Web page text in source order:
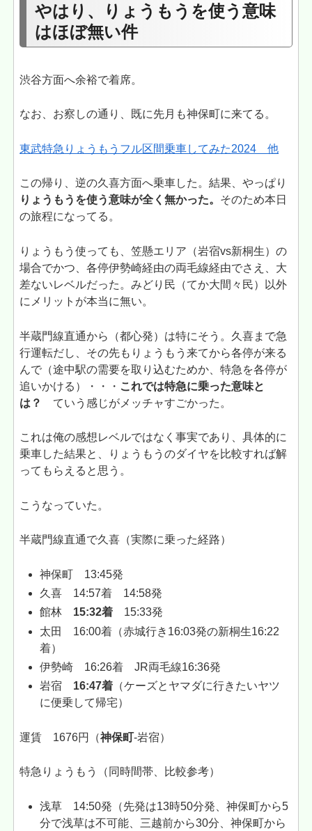
やはり、りょうもうを使う意味
はほぼ無い件
渋谷方面へ余裕で着席。
なお、お察しの通り、既に先月も神保町に来てる。
東武特急りょうもうフル区間乗車してみた2024 他
この帰り、逆の久喜方面へ乗車した。結果、やっぱり
りょうもうを使う意味が全く無かった。 そのため本日
の旅程になってる。
りょうもう使っても、笠懸エリア（岩宿vs新桐生）の
場合でかつ、各停伊勢崎経由の両毛線経由でさえ、大
差ないレベルだった。みどり民（てか大間々民）以外
にメリットが本当に無い。
半蔵門線直通から（都心発）は特にそう。久喜まで急
行運転だし、その先もりょうもう来てから各停が来る
んで（途中駅の需要を取り込むためか、特急を各停が
追いかける）・・・ これでは特急に乗った意味と
は？
ていう感じがメッチャすごかった。
これは俺の感想レベルではなく事実であり、具体的に
乗車した結果と、りょうもうのダイヤを比較すれば解
ってもらえると思う。
こうなっていた。
半蔵門線直通で久喜（実際に乗った経路）
神保町 13:45発
久喜 14:57着 14:58発
館林 15:32着 15:33発
太田 16:00着（赤城行き16:03発の新桐生16:22
着）
伊勢崎 16:26着 JR両毛線16:36発
岩宿 16:47着 （ケーズとヤマダに行きたいヤツ
に便乗して帰宅）
運賃 1676円（神保町-岩宿）
特急りょうもう（同時間帯、比較参考）
浅草 14:50発（先発は13時50分発、神保町から5
分で浅草は不可能、三越前から30分、神保町から